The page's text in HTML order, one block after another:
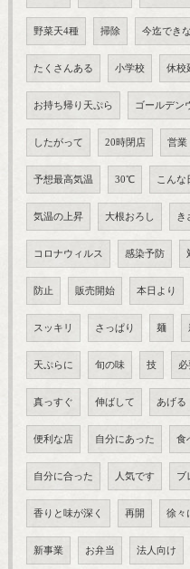
野菜天4種 掃除 今迄でき
たくさんある 小学校 休校
お持ち帰り天ぷら ゴールデン
したがって 20時閉店 営業
予想最高気温 30℃ こんな
気温の上昇 大根おろし き
コロナウィルス 感染予防
防止 販売開始 本日より
スッキリ さっぱり 麺
天ぷらに 旬の味 技 必
真っすぐ 伸ばして あげる
便利な店 自分にあった 食
自分に合った 人気です ブ
香りと味が深く 再開 徐々
新事業 お弁当 法人向け